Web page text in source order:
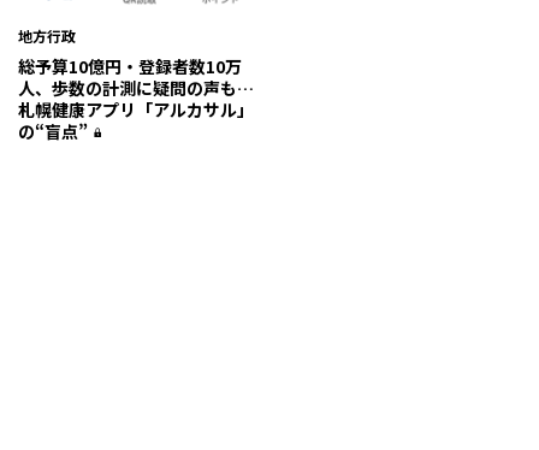
地方行政
総予算10億円・登録者数10万
人、歩数の計測に疑問の声も…
札幌健康アプリ「アルカサル」
の“盲点”